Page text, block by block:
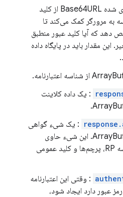
: یک شناسه رمزگذاری شده Base64URL از کلید
به مرورگر کمک می‌کند تا
دهد که آیا کلید عبور منطبق
این مقدار باید در پایگاه داده
: یک داده کلاینت
: یک شیء گواهی
کدگذاری شده توسط ArrayBuffer. این شیء حاوی
اطلاعات مهمی مانند شناسه RP، پرچم‌ها و کلید عمومی
: وقتی این اعتبارنامه
عبور دارد ایجاد شود،